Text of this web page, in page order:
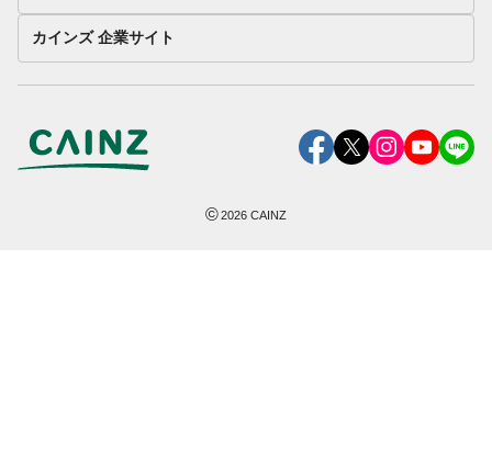
カインズ 企業サイト
©2026 CAINZ